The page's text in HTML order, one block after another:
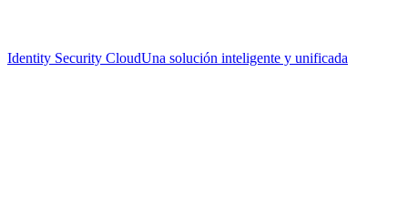
Identity Security CloudUna solución inteligente y unificada